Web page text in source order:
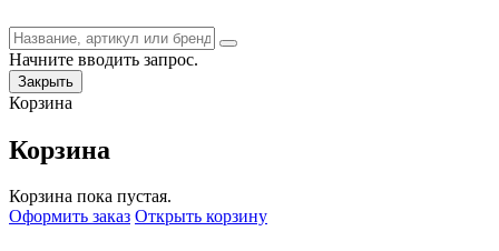
Начните вводить запрос.
Закрыть
Корзина
Корзина
Корзина пока пустая.
Оформить заказ Открыть корзину